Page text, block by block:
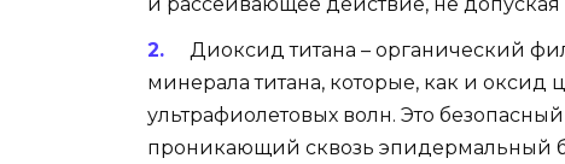
Диоксид титана – органический
минерала титана, которые, как и оксид
ультрафиолетовых волн. Это
проникающий сквозь эпидермальный